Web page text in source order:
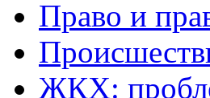
Право и
ЖКХ: